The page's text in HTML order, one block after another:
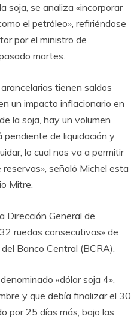
soja, se analiza «incorporar
el petróleo», refiriéndose
por el ministro de
martes.
tienen saldos
un impacto inflacionario en
la soja, hay un volumen
de liquidación y
lo cual nos va a permitir
señaló Michel esta
Mitre.
Dirección General de
ruedas consecutivas» de
Banco Central (BCRA).
«dólar soja 4»,
y que debía finalizar el 30
por 25 días más, bajo las